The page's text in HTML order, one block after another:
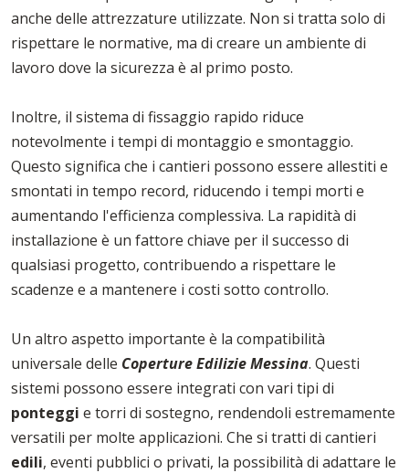
anche delle attrezzature utilizzate. Non si tratta solo di
rispettare le normative, ma di creare un ambiente di
lavoro dove la sicurezza è al primo posto.
Inoltre, il sistema di fissaggio rapido riduce
notevolmente i tempi di montaggio e smontaggio.
Questo significa che i cantieri possono essere allestiti e
smontati in tempo record, riducendo i tempi morti e
aumentando l'efficienza complessiva. La rapidità di
installazione è un fattore chiave per il successo di
qualsiasi progetto, contribuendo a rispettare le
scadenze e a mantenere i costi sotto controllo.
Un altro aspetto importante è la compatibilità
universale delle Coperture Edilizie Messina. Questi
sistemi possono essere integrati con vari tipi di
ponteggi e torri di sostegno, rendendoli estremamente
versatili per molte applicazioni. Che si tratti di cantieri
edili, eventi pubblici o privati, la possibilità di adattare le